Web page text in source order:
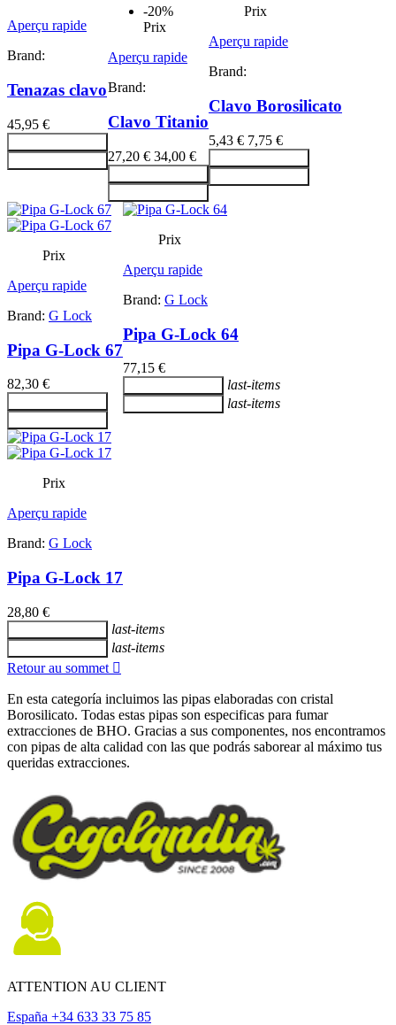
Aperçu rapide
Brand:
Tenazas clavo
45,95 €
-20%
Prix
Aperçu rapide
Brand:
Clavo Titanio
27,20 € 34,00 €
Prix
Aperçu rapide
Brand:
Clavo Borosilicato
5,43 € 7,75 €
Prix
Aperçu rapide
Brand: G Lock
Pipa G-Lock 67
82,30 €
Prix
Aperçu rapide
Brand: G Lock
Pipa G-Lock 64
77,15 €
last-items
last-items
Prix
Aperçu rapide
Brand: G Lock
Pipa G-Lock 17
28,80 €
last-items
last-items
Retour au sommet 
En esta categoría incluimos las pipas elaboradas con cristal
Borosilicato. Todas estas pipas son especificas para fumar
extracciones de BHO. Gracias a sus componentes, nos encontramos
con pipas de alta calidad con las que podrás saborear al máximo tus
queridas extracciones.
ATTENTION AU CLIENT
España +34 633 33 75 85